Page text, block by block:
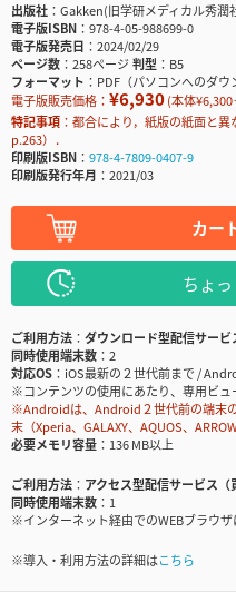
出版社
Gakken(旧学研メディカル秀潤
電子版ISBN
978-4-05-988699-0
電子版発売日
2024/02/29
ページ数
258ページ判型
B5
フォーマット
PDF（パソコンへのダウ
電子版販売価格： ¥6,930(本体
特記事項
都合により，紙版の紙面と
p.263）．
印刷版ISBN
978-4-7809-0407-9
印刷版発行年月
2021/03
カー
ちょ
ご利用方法
ダウンロード型配信サービ
同時使用端末数
2
対応OS
iOS最新の２世代前まで /
※コンテンツの使用にあたり、専用ビ
※Androidは、Android２世代前の端末
末（Xperia、GALAXY、AQUOS、
必要メモリ容量
136 MB以上
ご利用方法
アクセス型配信サービス（
同時使用端末数
1
※インターネット経由でのWEBブラウザ
※導入・利用方法の詳細はこちら